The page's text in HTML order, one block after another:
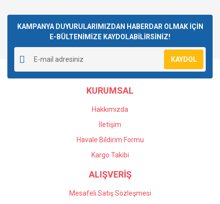
KAMPANYA DUYURULARIMIZDAN HABERDAR OLMAK İÇİN
E-BÜLTENİMİZE KAYDOLABİLİRSİNİZ!
KAYDOL
KURUMSAL
Hakkımızda
İletişim
Havale Bildirim Formu
Kargo Takibi
ALIŞVERİŞ
Mesafeli Satış Sözleşmesi